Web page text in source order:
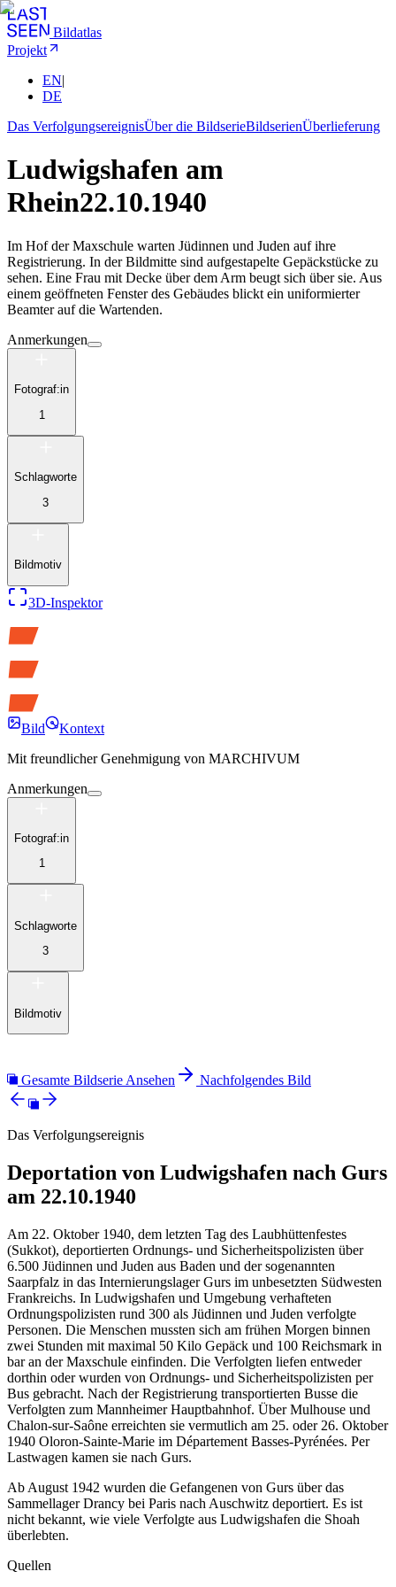
Bildatlas
Projekt
EN|
DE
Das VerfolgungsereignisÜber die BildserieBildserienÜberlieferung
Ludwigshafen am
Rhein22.10.1940
Im Hof der Maxschule warten Jüdinnen und Juden auf ihre
Registrierung. In der Bildmitte sind aufgestapelte Gepäckstücke zu
sehen. Eine Frau mit Decke über dem Arm beugt sich über sie. Aus
einem geöffneten Fenster des Gebäudes blickt ein uniformierter
Beamter auf die Wartenden.
Anmerkungen
Fotograf:in
1
Schlagworte
3
Bildmotiv
3D-Inspektor
Bild
Kontext
Mit freundlicher Genehmigung von MARCHIVUM
Anmerkungen
Fotograf:in
1
Schlagworte
3
Bildmotiv
Gesamte Bildserie Ansehen Nachfolgendes Bild
Das Verfolgungsereignis
Deportation von Ludwigshafen nach Gurs
am 22.10.1940
Am 22. Oktober 1940, dem letzten Tag des Laubhüttenfestes
(Sukkot), deportierten Ordnungs- und Sicherheitspolizisten über
6.500 Jüdinnen und Juden aus Baden und der sogenannten
Saarpfalz in das Internierungslager Gurs im unbesetzten Südwesten
Frankreichs. In Ludwigshafen und Umgebung verhafteten
Ordnungspolizisten rund 300 als Jüdinnen und Juden verfolgte
Personen. Die Menschen mussten sich am frühen Morgen binnen
zwei Stunden mit maximal 50 Kilo Gepäck und 100 Reichsmark in
bar an der Maxschule einfinden. Die Verfolgten liefen entweder
dorthin oder wurden von Ordnungs- und Sicherheitspolizisten per
Bus gebracht. Nach der Registrierung transportierten Busse die
Verfolgten zum Mannheimer Hauptbahnhof. Über Mulhouse und
Chalon-sur-Saône erreichten sie vermutlich am 25. oder 26. Oktober
1940 Oloron-Sainte-Marie im Département Basses-Pyrénées. Per
Lastwagen kamen sie nach Gurs.
Ab August 1942 wurden die Gefangenen von Gurs über das
Sammellager Drancy bei Paris nach Auschwitz deportiert. Es ist
nicht bekannt, wie viele Verfolgte aus Ludwigshafen die Shoah
überlebten.
Quellen